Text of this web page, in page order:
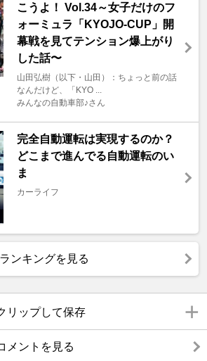
こうよ！ Vol.34～女子だけのフ
ォーミュラ「KYOJO-CUP」開
幕戦を見てテンション爆上がり
した話〜
山田弘樹（以下・山田）：ちょっと前の話
なんだけど、「KYO ...
みんなの自動車部♪さん
完全自動運転は実現するのか？
どこまで進んでる自動運転のい
ま
カーライフ
ンキングを見る
リップして保存
メントを見る